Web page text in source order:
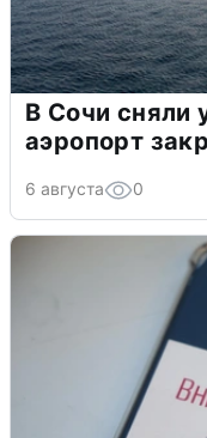
В Сочи сняли
аэропорт
6 августа 0